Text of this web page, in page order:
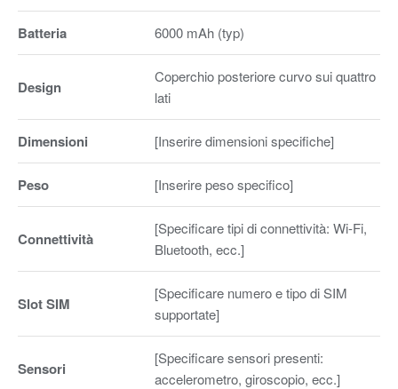
Batteria 6000 mAh (typ)
Design
Coperchio posteriore curvo sui quattro
lati
Dimensioni [Inserire dimensioni specifiche]
Peso [Inserire peso specifico]
Connettività
[Specificare tipi di connettività: Wi-Fi,
Bluetooth, ecc.]
Slot SIM
[Specificare numero e tipo di SIM
supportate]
Sensori
[Specificare sensori presenti:
accelerometro, giroscopio, ecc.]